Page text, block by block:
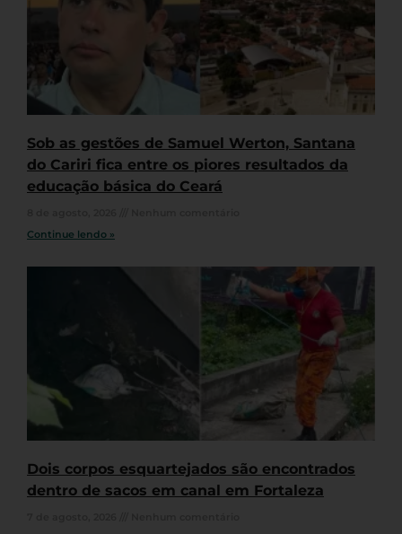
Sob as gestões de Samuel Werton, Santana
do Cariri fica entre os piores resultados da
educação básica do Ceará
Continue lendo »
Dois corpos esquartejados são encontrados
dentro de sacos em canal em Fortaleza